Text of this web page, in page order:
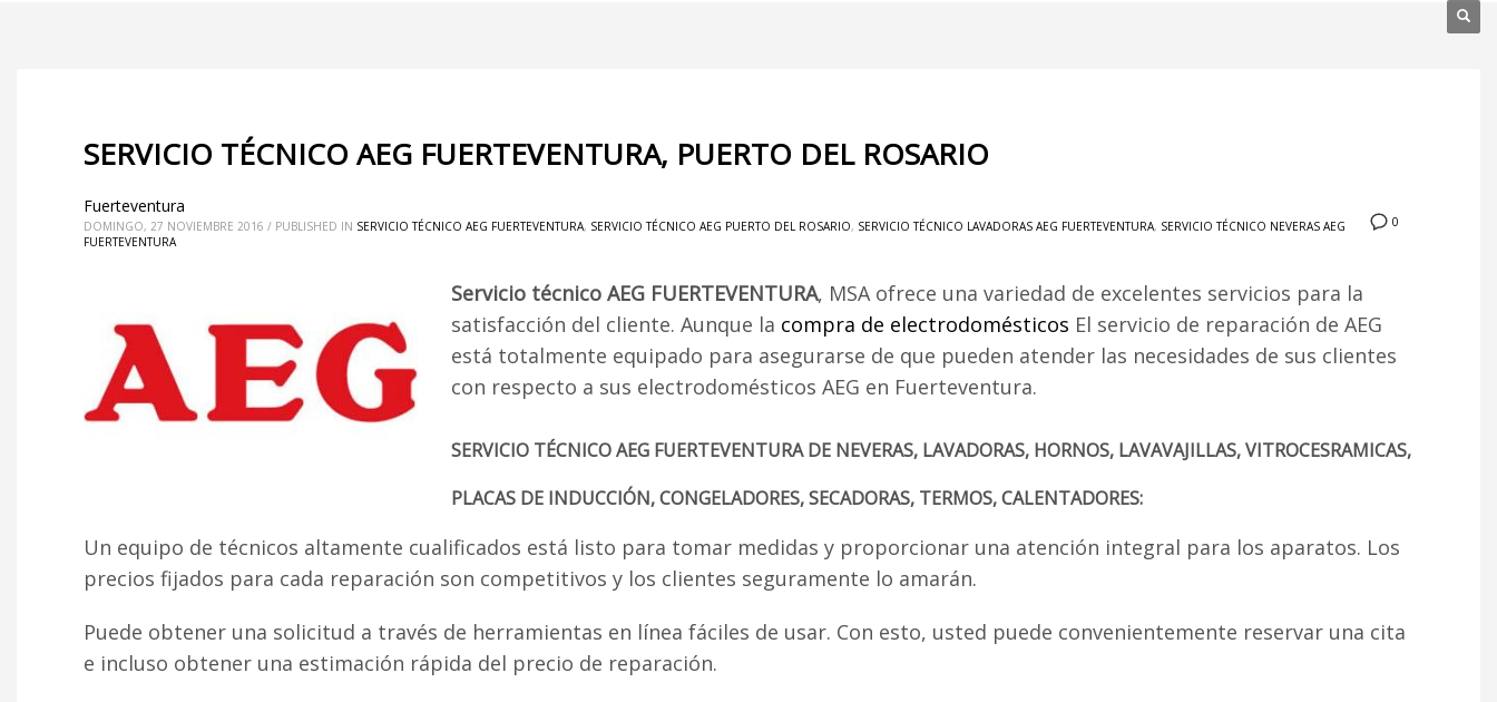
SERVICIO TÉCNICO AEG FUERTEVENTURA, PUERTO DEL ROSARIO
0
Fuerteventura
DOMINGO, 27 NOVIEMBRE 2016 / PUBLISHED IN SERVICIO TÉCNICO AEG FUERTEVENTURA, SERVICIO TÉCNICO AEG PUERTO DEL ROSARIO, SERVICIO TÉCNICO LAVADORAS AEG FUERTEVENTURA, SERVICIO TÉCNICO NEVERAS AEG
FUERTEVENTURA
Servicio técnico AEG FUERTEVENTURA, MSA ofrece una variedad de excelentes servicios para la
satisfacción del cliente. Aunque la compra de electrodomésticos El servicio de reparación de AEG
está totalmente equipado para asegurarse de que pueden atender las necesidades de sus clientes
con respecto a sus electrodomésticos AEG en Fuerteventura.
SERVICIO TÉCNICO AEG FUERTEVENTURA DE NEVERAS, LAVADORAS, HORNOS, LAVAVAJILLAS, VITROCESRAMICAS,
PLACAS DE INDUCCIÓN, CONGELADORES, SECADORAS, TERMOS, CALENTADORES:
Un equipo de técnicos altamente cualificados está listo para tomar medidas y proporcionar una atención integral para los aparatos. Los
precios fijados para cada reparación son competitivos y los clientes seguramente lo amarán.
Puede obtener una solicitud a través de herramientas en línea fáciles de usar. Con esto, usted puede convenientemente reservar una cita
e incluso obtener una estimación rápida del precio de reparación.